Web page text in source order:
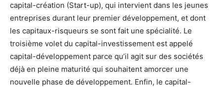
capital-création (Start-up), qui intervient dans les jeunes
entreprises durant leur premier développement, et dont
les capitaux-risqueurs se sont fait une spécialité. Le
troisième volet du capital-investissement est appelé
capital-développement parce qu’il agit sur des sociétés
déjà en pleine maturité qui souhaitent amorcer une
nouvelle phase de développement. Enfin, le capital-